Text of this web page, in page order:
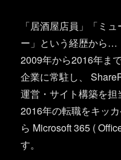
「居酒屋店員」「ミ
ー」という経歴から…
2009年から2016年ま
企業に常駐し、
運営・サイト構築を担
2016年の転職をキッ
ら Microsoft 365 (
す。